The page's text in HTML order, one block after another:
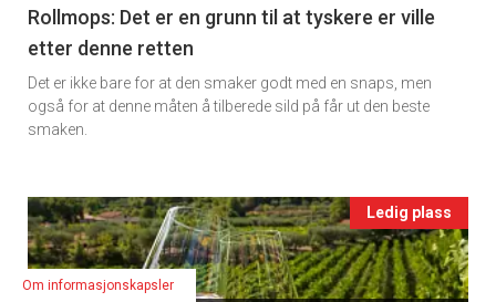
11
Ukens
vin
Rollmops: Det er en grunn til at tyskere er ville
etter denne retten
Det er ikke bare for at den smaker godt med en snaps, men
også for at denne måten å tilberede sild på får ut den beste
smaken.
Events
single
Ledig plass
Om informasjonskapsler